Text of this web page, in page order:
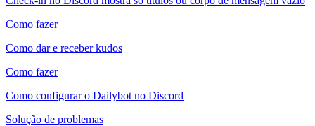
Como fazer
Como dar e receber kudos
Como fazer
Como configurar o Dailybot no Discord
Solução de problemas